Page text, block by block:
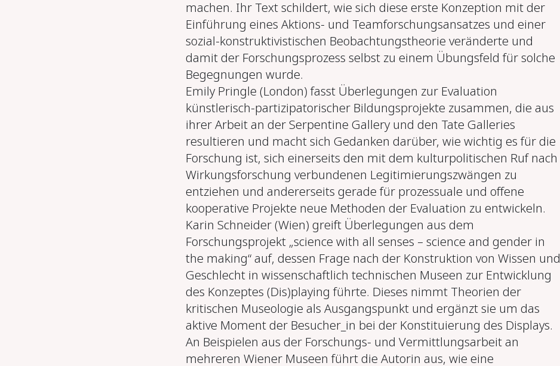
machen. Ihr Text schildert, wie sich diese erste Konzeption mit der
Einführung eines Aktions- und Teamforschungsansatzes und einer
sozial-konstruktivistischen Beobachtungstheorie veränderte und
damit der Forschungsprozess selbst zu einem Übungsfeld für solche
Begegnungen wurde.
Emily Pringle (London) fasst Überlegungen zur Evaluation
künstlerisch-partizipatorischer Bildungsprojekte zusammen, die aus
ihrer Arbeit an der Serpentine Gallery und den Tate Galleries
resultieren und macht sich Gedanken darüber, wie wichtig es für die
Forschung ist, sich einerseits den mit dem kulturpolitischen Ruf nach
Wirkungsforschung verbundenen Legitimierungszwängen zu
entziehen und andererseits gerade für prozessuale und offene
kooperative Projekte neue Methoden der Evaluation zu entwickeln.
Karin Schneider (Wien) greift Überlegungen aus dem
Forschungsprojekt „science with all senses – science and gender in
the making“ auf, dessen Frage nach der Konstruktion von Wissen und
Geschlecht in wissenschaftlich technischen Museen zur Entwicklung
des Konzeptes (Dis)playing führte. Dieses nimmt Theorien der
kritischen Museologie als Ausgangspunkt und ergänzt sie um das
aktive Moment der Besucher_in bei der Konstituierung des Displays.
An Beispielen aus der Forschungs- und Vermittlungsarbeit an
mehreren Wiener Museen führt die Autorin aus, wie eine